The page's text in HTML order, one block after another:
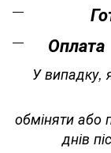
Оплата
У випадку,
обміняти або
днів